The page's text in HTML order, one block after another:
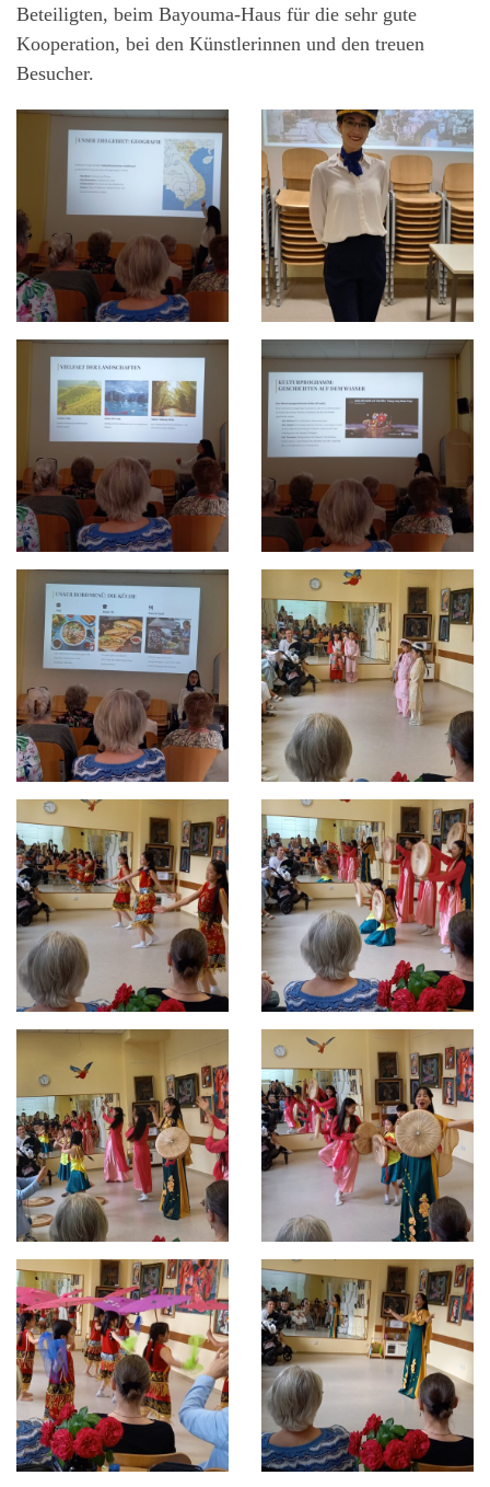
Beteiligten, beim Bayouma-Haus für die sehr gute
Kooperation, bei den Künstlerinnen und den treuen
Besucher.